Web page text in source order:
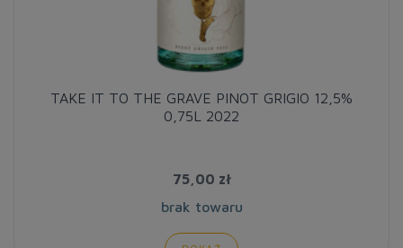
TAKE IT TO THE GRAVE PINOT GRIGIO 12,5%
0,75L 2022
75,00 zł
brak towaru